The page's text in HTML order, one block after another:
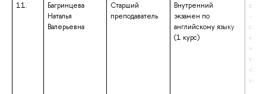
11.
Багринцева
Наталья
Валерьевна
Старший
преподаватель
Внутренний
экзамен по
английскому языку
(1 курс)
–
и